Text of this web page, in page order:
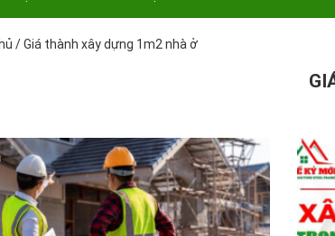
/Giá thành xây dựng 1m2 nhà ở